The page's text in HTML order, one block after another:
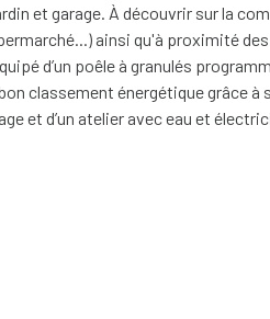
et garage. À découvrir sur la
ainsi qu'à proximité
d’un poêle à granulés
classement énergétique
et d’un atelier avec eau et